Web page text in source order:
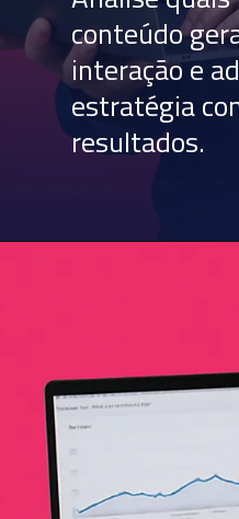
conteúdo
interação e
estratégia
resultados.